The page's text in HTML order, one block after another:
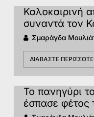
Καλοκαιρινή
συναντά τον
Σμαράγδα
ΔΙΑΒΆΣΤΕ
Το πανηγύρι
έσπασε φέτος